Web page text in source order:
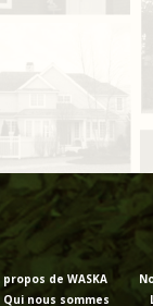
propos de WASKA
Qui nous sommes